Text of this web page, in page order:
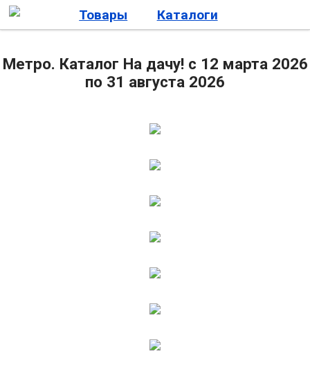
Метро. Каталог На дачу! с 12 марта 2026
по 31 августа 2026
Товары Каталоги